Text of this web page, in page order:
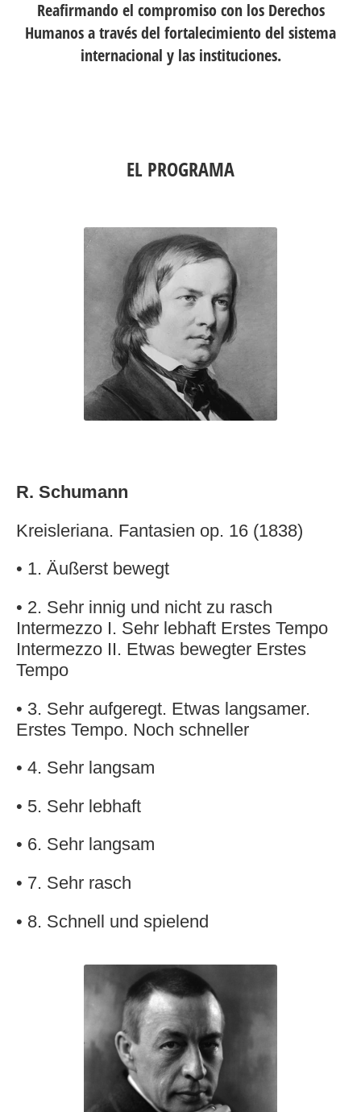
Reafirmando el compromiso con los Derechos
Humanos a través del fortalecimiento del sistema
internacional y las instituciones.
EL PROGRAMA
R. Schumann
Kreisleriana. Fantasien op. 16 (1838)
• 1. Äußerst bewegt
• 2. Sehr innig und nicht zu rasch
Intermezzo I. Sehr lebhaft Erstes Tempo
Intermezzo II. Etwas bewegter Erstes
Tempo
• 3. Sehr aufgeregt. Etwas langsamer.
Erstes Tempo. Noch schneller
• 4. Sehr langsam
• 5. Sehr lebhaft
• 6. Sehr langsam
• 7. Sehr rasch
• 8. Schnell und spielend